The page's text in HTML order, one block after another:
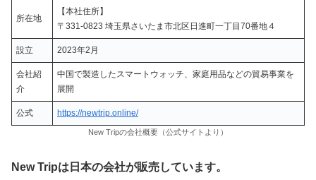
所在地
【本社住所】
〒331-0823 埼玉県さいたま市北区日進町一丁目70番地４
設立 2023年2月
会社紹
介
中国で製造したスマートウォッチ、家庭用品などの貿易事業を
展開
公式 https://newtrip.online/
New Tripの会社概要（公式サイトより）
New Tripは日本の会社が販売しています。